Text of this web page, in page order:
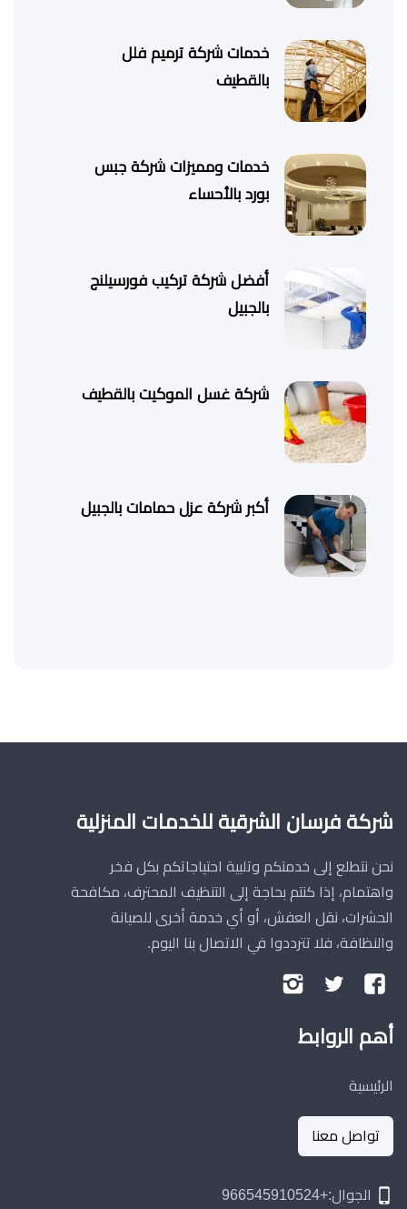
خدمات شركة ترميم فلل
بالقطيف
خدمات ومميزات شركة جبس
بورد بالأحساء
أفضل شركة تركيب فورسيلنج
بالجبيل
شركة غسل الموكيت بالقطيف
أكبر شركة عزل حمامات بالجبيل
شركة فرسان الشرقية للخدمات المنزلية
نحن نتطلع إلى خدمتكم وتلبية احتياجاتكم بكل فخر
واهتمام، إذا كنتم بحاجة إلى التنظيف المحترف، مكافحة
الحشرات، نقل العفش، أو أي خدمة أخرى للصيانة
والنظافة، فلا تترددوا في الاتصال بنا اليوم.
تابعنا
فيسبوك
تابعنا
تويتر
أهم الروابط
الرئيسية
تواصل معنا
الجوال:+966545910524